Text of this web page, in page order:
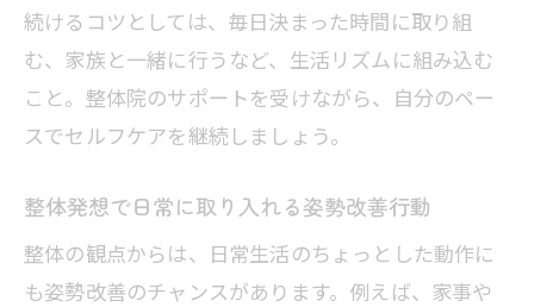
続けるコツとしては、毎日決まった時間に取り組
む、家族と一緒に行うなど、生活リズムに組み込む
こと。整体院のサポートを受けながら、自分のペー
スでセルフケアを継続しましょう。
整体発想で日常に取り入れる姿勢改善行動
整体の観点からは、日常生活のちょっとした動作に
も姿勢改善のチャンスがあります。例えば、家事や